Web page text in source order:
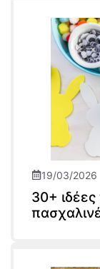
19/03/2026
30+ ιδέες